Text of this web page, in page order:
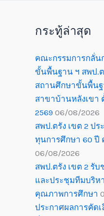
กระทู้ล่าสุด
คณะกรรมการกลั่น
ขั้นพื้นฐาน ฯ สพป.ต
สถานศึกษาขั้นพื้นฐ
สาขาบ้านหลังเขา
2569 06/08/2026
สพป.ตรัง เขต 2 ป
ทุนการศึกษา 60 ปี
06/08/2026
สพป.ตรัง เขต 2 รั
และประชุมทีมบริห
คุณภาพการศึกษา
ประกาศผลการคัดเ